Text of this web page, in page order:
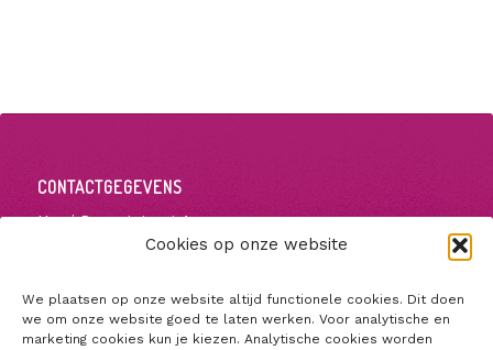
Cookies op onze website
We plaatsen op onze website altijd functionele cookies. Dit doen
we om onze website goed te laten werken. Voor analytische en
marketing cookies kun je kiezen. Analytische cookies worden
CONTACTGEGEVENS
Henri Dunantstraat 1
5223 GZ ’s-Hertogenbosch